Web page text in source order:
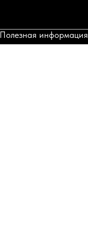
Полезная информация